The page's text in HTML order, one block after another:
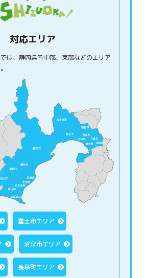
対応エリア
は、静岡県内中部、東部などのエリア
富士市エリア
沼津市エリア
長泉町エリア